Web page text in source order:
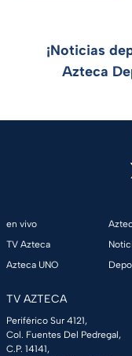
¡Noticias
Azteca
en vivo
TV Azteca
Azteca UNO
TV AZTECA
Periférico Sur 4121,
Col. Fuentes Del Pedregal,
C.P. 14141,